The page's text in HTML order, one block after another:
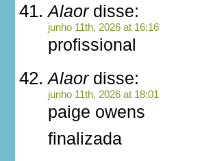
Alaordisse:
junho 11th, 2026 at 16:16
profissional
Alaordisse:
junho 11th, 2026 at 18:01
paige owens
finalizada